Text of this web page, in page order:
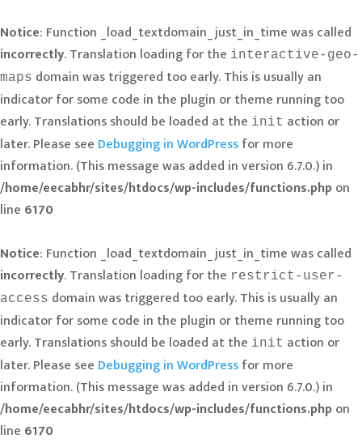
Notice: Function _load_textdomain_just_in_time was called
incorrectly. Translation loading for the interactive-geo-
maps domain was triggered too early. This is usually an
indicator for some code in the plugin or theme running too
early. Translations should be loaded at the init action or
later. Please see Debugging in WordPressfor more
information. (This message was added in version 6.7.0.) in
/home/eecabhr/sites/htdocs/wp-includes/functions.php on
line 6170
Notice: Function _load_textdomain_just_in_time was called
incorrectly. Translation loading for the restrict-user-
access domain was triggered too early. This is usually an
indicator for some code in the plugin or theme running too
early. Translations should be loaded at the init action or
later. Please see Debugging in WordPressfor more
information. (This message was added in version 6.7.0.) in
/home/eecabhr/sites/htdocs/wp-includes/functions.php on
line 6170